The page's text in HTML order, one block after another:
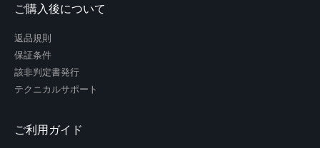
ご購入後について
返品規則
保証条件
該非判定書発行
テクニカルサポート
ご利用ガイド